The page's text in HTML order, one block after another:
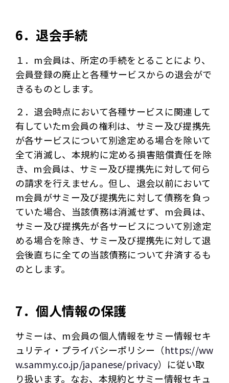
6．退会手続
１．m会員は、所定の手続をとることにより、
会員登録の廃止と各種サービスからの退会がで
きるものとします。
２．退会時点において各種サービスに関連して
有していたm会員の権利は、サミー及び提携先
が各サービスについて別途定める場合を除いて
全て消滅し、本規約に定める損害賠償責任を除
き、m会員は、サミー及び提携先に対して何ら
の請求を行えません。但し、退会以前において
m会員がサミー及び提携先に対して債務を負っ
ていた場合、当該債務は消滅せず、m会員は、
サミー及び提携先が各サービスについて別途定
める場合を除き、サミー及び提携先に対して退
会後直ちに全ての当該債務について弁済するも
のとします。
7．個人情報の保護
サミーは、m会員の個人情報をサミー情報セキ
ュリティ・プライバシーポリシー（https://ww
w.sammy.co.jp/japanese/privacy）に従い取
り扱います。なお、本規約とサミー情報セキュ